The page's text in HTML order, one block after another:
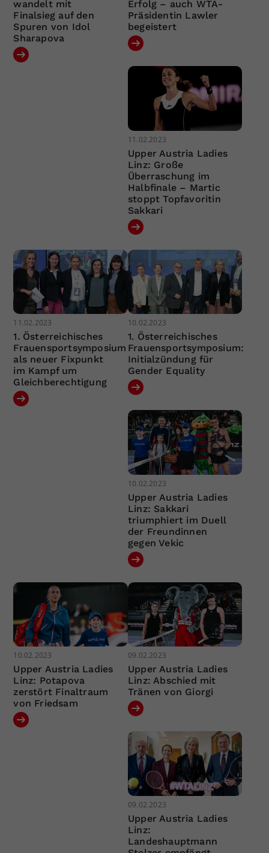
wandelt mit
Finalsieg auf den
Spuren von Idol
Sharapova
Erfolg – auch WTA-
Präsidentin Lawler
begeistert
11.02.2023
Upper Austria Ladies
Linz: Große
Überraschung im
Halbfinale – Martic
stoppt Topfavoritin
Sakkari
11.02.2023
1. Österreichisches
Frauensportsymposium
als neuer Fixpunkt
im Kampf um
Gleichberechtigung
10.02.2023
1. Österreichisches
Frauensportsymposium:
Initialzündung für
Gender Equality
10.02.2023
Upper Austria Ladies
Linz: Sakkari
triumphiert im Duell
der Freundinnen
gegen Vekic
10.02.2023
Upper Austria Ladies
Linz: Potapova
zerstört Finaltraum
von Friedsam
09.02.2023
Upper Austria Ladies
Linz: Abschied mit
Tränen von Giorgi
09.02.2023
Upper Austria Ladies
Linz:
Landeshauptmann